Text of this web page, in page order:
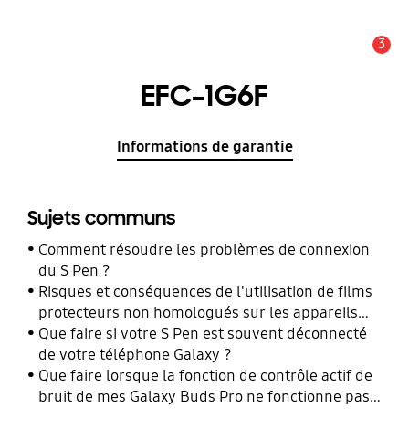
3
EFC-1G6F
Informations de garantie
Sujets communs
Comment résoudre les problèmes de connexion
du S Pen ?
Risques et conséquences de l'utilisation de films
protecteurs non homologués sur les appareils
mobiles Samsung Galaxy
Que faire si votre S Pen est souvent déconnecté
de votre téléphone Galaxy ?
Que faire lorsque la fonction de contrôle actif de
bruit de mes Galaxy Buds Pro ne fonctionne pas